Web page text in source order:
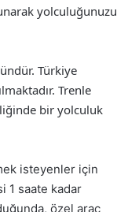
yolculuğunuzu
Türkiye
Trenle
bir yolculuk
isteyenler için
1 saate kadar
özel araç